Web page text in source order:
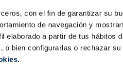
con el fin de garantizar su
de navegación y
elaborado a partir de tus hábitos
o bien configurarlas o rechazar